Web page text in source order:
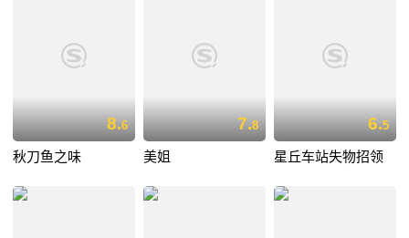
8.6
秋刀鱼之味
7.8
美姐
6.5
星丘车站失物招领